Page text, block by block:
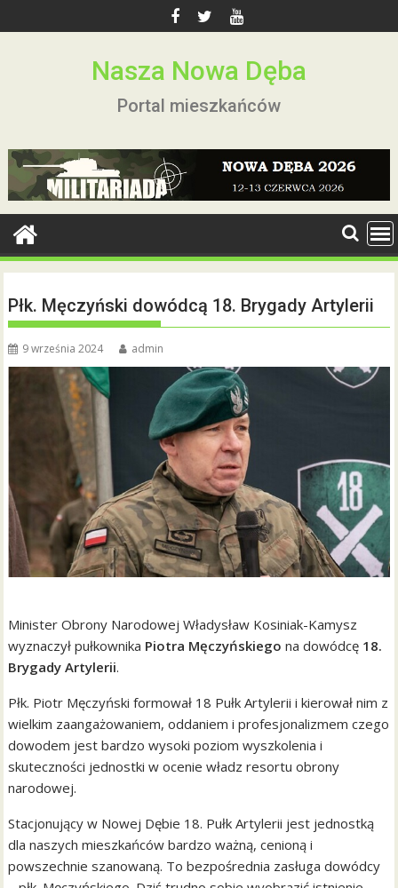
to
Nasza Nowa Dęba
Portal mieszkańców
Płk. Męczyński dowódcą 18. Brygady Artylerii
9 września 2024 admin
Minister Obrony Narodowej Władysław Kosiniak-Kamysz
wyznaczył pułkownika Piotra Męczyńskiego na dowódcę 18.
Brygady Artylerii.
Płk. Piotr Męczyński formował 18 Pułk Artylerii i kierował nim z
wielkim zaangażowaniem, oddaniem i profesjonalizmem czego
dowodem jest bardzo wysoki poziom wyszkolenia i
skuteczności jednostki w ocenie władz resortu obrony
narodowej.
Stacjonujący w Nowej Dębie 18. Pułk Artylerii jest jednostką
dla naszych mieszkańców bardzo ważną, cenioną i
powszechnie szanowaną. To bezpośrednia zasługa dowódcy